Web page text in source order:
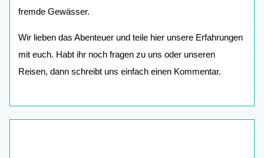
fremde Gewässer.
Wir lieben das Abenteuer und teile hier unsere Erfahrungen
mit euch. Habt ihr noch fragen zu uns oder unseren
Reisen, dann schreibt uns einfach einen Kommentar.